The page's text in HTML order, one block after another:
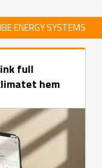
ENERGY SYSTEMS
full
hem